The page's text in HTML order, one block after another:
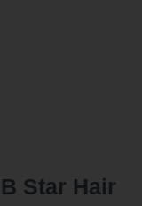
Star Hair